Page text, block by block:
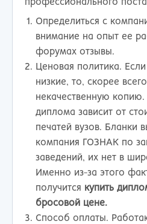
профессионального
Определиться с
внимание на опыт ее
форумах отзывы.
Ценовая политика.
низкие, то, скорее
некачественную копию.
диплома зависит от
печатей вузов. Бланки
компания ГОЗНАК по
заведений, их нет в
Именно из-за этого
получится купить
бросовой цене.
Способ оплаты.